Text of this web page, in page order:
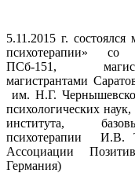
5.11.2015 г.
психотерапии»
ПСб-151,
магистрантами
им. Н.Г.
психологических
института,
психотерапии И.В.
Ассоциации
Германия)